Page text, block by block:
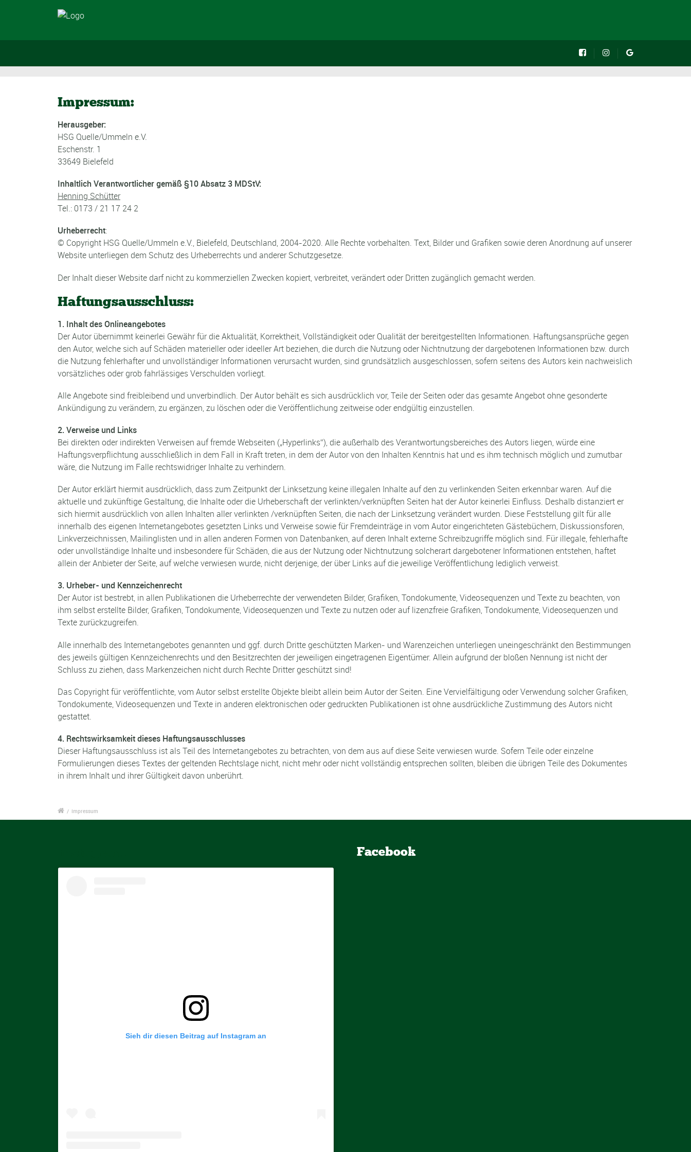
Impressum:
Herausgeber:
HSG Quelle/Ummeln e.V.
Eschenstr. 1
33649 Bielefeld
Inhaltlich Verantwortlicher gemäß §10 Absatz 3 MDStV:
Henning Schütter
Tel.: 0173 / 21 17 24 2
Urheberrecht:
© Copyright HSG Quelle/Ummeln e.V., Bielefeld, Deutschland, 2004-2020. Alle Rechte vorbehalten. Text, Bilder und Grafiken sowie deren Anordnung auf unserer
Website unterliegen dem Schutz des Urheberrechts und anderer Schutzgesetze.
Der Inhalt dieser Website darf nicht zu kommerziellen Zwecken kopiert, verbreitet, verändert oder Dritten zugänglich gemacht werden.
Haftungsausschluss:
1. Inhalt des Onlineangebotes
Der Autor übernimmt keinerlei Gewähr für die Aktualität, Korrektheit, Vollständigkeit oder Qualität der bereitgestellten Informationen. Haftungsansprüche gegen
den Autor, welche sich auf Schäden materieller oder ideeller Art beziehen, die durch die Nutzung oder Nichtnutzung der dargebotenen Informationen bzw. durch
die Nutzung fehlerhafter und unvollständiger Informationen verursacht wurden, sind grundsätzlich ausgeschlossen, sofern seitens des Autors kein nachweislich
vorsätzliches oder grob fahrlässiges Verschulden vorliegt.
Alle Angebote sind freibleibend und unverbindlich. Der Autor behält es sich ausdrücklich vor, Teile der Seiten oder das gesamte Angebot ohne gesonderte
Ankündigung zu verändern, zu ergänzen, zu löschen oder die Veröffentlichung zeitweise oder endgültig einzustellen.
2. Verweise und Links
Bei direkten oder indirekten Verweisen auf fremde Webseiten („Hyperlinks“), die außerhalb des Verantwortungsbereiches des Autors liegen, würde eine
Haftungsverpflichtung ausschließlich in dem Fall in Kraft treten, in dem der Autor von den Inhalten Kenntnis hat und es ihm technisch möglich und zumutbar
wäre, die Nutzung im Falle rechtswidriger Inhalte zu verhindern.
Der Autor erklärt hiermit ausdrücklich, dass zum Zeitpunkt der Linksetzung keine illegalen Inhalte auf den zu verlinkenden Seiten erkennbar waren. Auf die
aktuelle und zukünftige Gestaltung, die Inhalte oder die Urheberschaft der verlinkten/verknüpften Seiten hat der Autor keinerlei Einfluss. Deshalb distanziert er
sich hiermit ausdrücklich von allen Inhalten aller verlinkten /verknüpften Seiten, die nach der Linksetzung verändert wurden. Diese Feststellung gilt für alle
innerhalb des eigenen Internetangebotes gesetzten Links und Verweise sowie für Fremdeinträge in vom Autor eingerichteten Gästebüchern, Diskussionsforen,
Linkverzeichnissen, Mailinglisten und in allen anderen Formen von Datenbanken, auf deren Inhalt externe Schreibzugriffe möglich sind. Für illegale, fehlerhafte
oder unvollständige Inhalte und insbesondere für Schäden, die aus der Nutzung oder Nichtnutzung solcherart dargebotener Informationen entstehen, haftet
allein der Anbieter der Seite, auf welche verwiesen wurde, nicht derjenige, der über Links auf die jeweilige Veröffentlichung lediglich verweist.
3. Urheber- und Kennzeichenrecht
Der Autor ist bestrebt, in allen Publikationen die Urheberrechte der verwendeten Bilder, Grafiken, Tondokumente, Videosequenzen und Texte zu beachten, von
ihm selbst erstellte Bilder, Grafiken, Tondokumente, Videosequenzen und Texte zu nutzen oder auf lizenzfreie Grafiken, Tondokumente, Videosequenzen und
Texte zurückzugreifen.
Alle innerhalb des Internetangebotes genannten und ggf. durch Dritte geschützten Marken- und Warenzeichen unterliegen uneingeschränkt den Bestimmungen
des jeweils gültigen Kennzeichenrechts und den Besitzrechten der jeweiligen eingetragenen Eigentümer. Allein aufgrund der bloßen Nennung ist nicht der
Schluss zu ziehen, dass Markenzeichen nicht durch Rechte Dritter geschützt sind!
Das Copyright für veröffentlichte, vom Autor selbst erstellte Objekte bleibt allein beim Autor der Seiten. Eine Vervielfältigung oder Verwendung solcher Grafiken,
Tondokumente, Videosequenzen und Texte in anderen elektronischen oder gedruckten Publikationen ist ohne ausdrückliche Zustimmung des Autors nicht
gestattet.
4. Rechtswirksamkeit dieses Haftungsausschlusses
Dieser Haftungsausschluss ist als Teil des Internetangebotes zu betrachten, von dem aus auf diese Seite verwiesen wurde. Sofern Teile oder einzelne
Formulierungen dieses Textes der geltenden Rechtslage nicht, nicht mehr oder nicht vollständig entsprechen sollten, bleiben die übrigen Teile des Dokumentes
in ihrem Inhalt und ihrer Gültigkeit davon unberührt.
/ Impressum
Sieh dir diesen Beitrag auf Instagram an
Facebook